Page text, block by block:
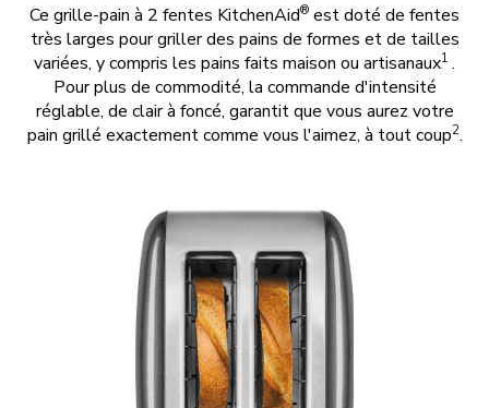
Ce grille-pain à 2 fentes KitchenAid® est doté de fentes
très larges pour griller des pains de formes et de tailles
variées, y compris les pains faits maison ou artisanaux1 .
Pour plus de commodité, la commande d'intensité
réglable, de clair à foncé, garantit que vous aurez votre
pain grillé exactement comme vous l'aimez, à tout coup2.